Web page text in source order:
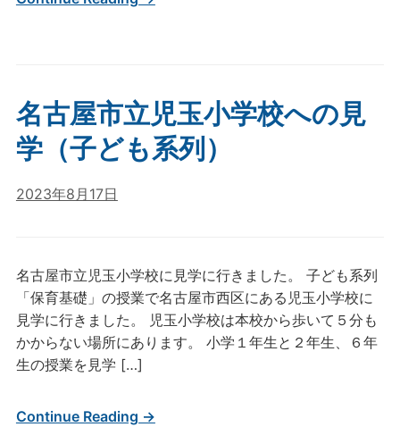
名古屋市立児玉小学校への見
学（子ども系列）
2023年8月17日
名古屋市立児玉小学校に見学に行きました。 子ども系列
「保育基礎」の授業で名古屋市西区にある児玉小学校に
見学に行きました。 児玉小学校は本校から歩いて５分も
かからない場所にあります。 小学１年生と２年生、６年
生の授業を見学 […]
Continue Reading →